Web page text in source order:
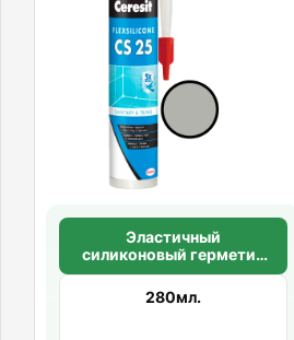
Эластичный
силиконовый герметик
для стыков и примыканий
Ceresit CS 25
SILICOFLEXX
280мл.